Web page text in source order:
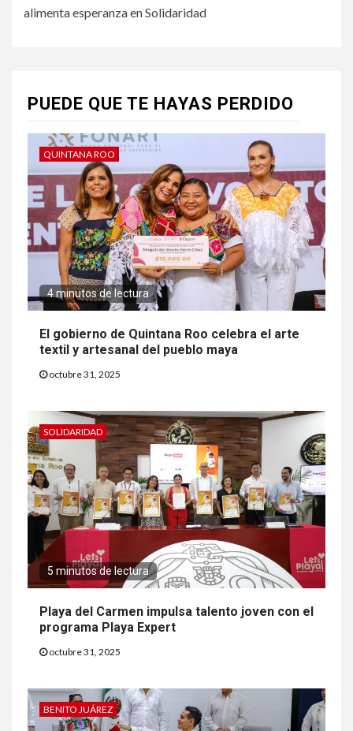
alimenta esperanza en Solidaridad
PUEDE QUE TE HAYAS PERDIDO
QUINTANA ROO
4 minutos de lectura
El gobierno de Quintana Roo celebra el arte
textil y artesanal del pueblo maya
octubre 31, 2025
SOLIDARIDAD
5 minutos de lectura
Playa del Carmen impulsa talento joven con el
programa Playa Expert
octubre 31, 2025
BENITO JUÁREZ